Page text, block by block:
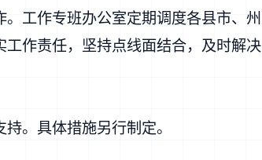
工作专班办公室定期调度各县市、州
作责任，坚持点线面结合，及时解决
。具体措施另行制定。